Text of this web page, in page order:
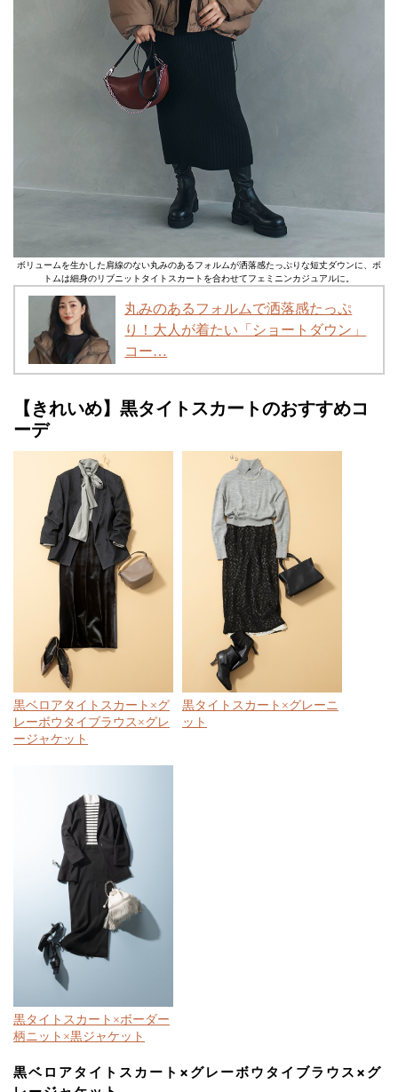
ボリュームを生かした肩線のない丸みのあるフォルムが洒落感たっぷりな短丈ダウンに、ボ
トムは細身のリブニットタイトスカートを合わせてフェミニンカジュアルに。
丸みのあるフォルムで洒落感たっぷ
り！大人が着たい「ショートダウン」
コー…
【きれいめ】黒タイトスカートのおすすめコ
ーデ
黒ベロアタイトスカート×グ
レーボウタイブラウス×グレ
ージャケット
黒タイトスカート×グレーニ
ット
黒タイトスカート×ボーダー
柄ニット×黒ジャケット
黒ベロアタイトスカート×グレーボウタイブラウス×グ